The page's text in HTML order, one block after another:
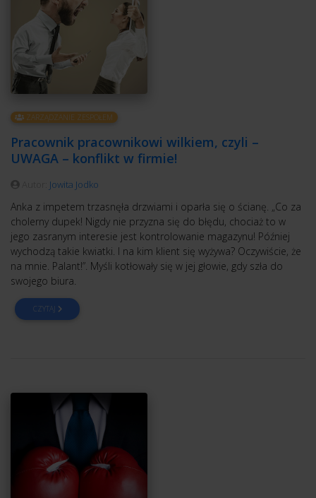
ZARZĄDZANIE ZESPOŁEM
Pracownik pracownikowi wilkiem, czyli –
UWAGA – konflikt w firmie!
Jowita Jodko
Anka z impetem trzasnęła drzwiami i oparła się o ścianę. „Co za
cholerny dupek! Nigdy nie przyzna się do błędu, chociaż to w
jego zasranym interesie jest kontrolowanie magazynu! Później
wychodzą takie kwiatki. I na kim klient się wyżywa? Oczywiście, że
na mnie. Palant!”. Myśli kotłowały się w jej głowie, gdy szła do
swojego biura.
CZYTAJ